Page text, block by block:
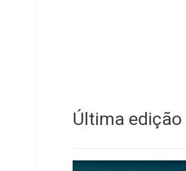
Última edição